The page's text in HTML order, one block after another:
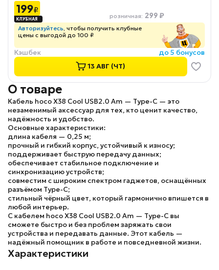
199₽
розничная: 299 ₽
Авторизуйтесь, чтобы получить клубные
цены с выгодой до 100 ₽
Кэшбек
до 5 бонусов
13 АВГ (ЧТ)
О товаре
Кабель hoco X38 Cool USB2.0 Am — Type-C — это
незаменимый аксессуар для тех, кто ценит качество,
надёжность и удобство.
Основные характеристики:
длина кабеля — 0,25 м;
прочный и гибкий корпус, устойчивый к износу;
поддерживает быструю передачу данных;
обеспечивает стабильное подключение и
синхронизацию устройств;
совместим с широким спектром гаджетов, оснащённых
разъёмом Type-C;
стильный чёрный цвет, который гармонично впишется в
любой интерьер.
С кабелем hoco X38 Cool USB2.0 Am — Type-C вы
сможете быстро и без проблем заряжать свои
устройства и передавать данные. Этот кабель —
надёжный помощник в работе и повседневной жизни.
Характеристики